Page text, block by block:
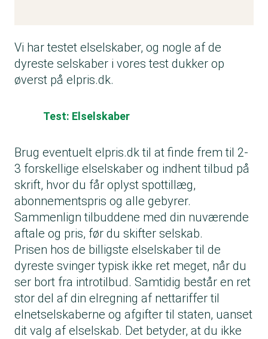
Vi har testet elselskaber, og nogle af de
dyreste selskaber i vores test dukker op
øverst på elpris.dk.
Test: Elselskaber
Brug eventuelt elpris.dk til at finde frem til 2-
3 forskellige elselskaber og indhent tilbud på
skrift, hvor du får oplyst spottillæg,
abonnementspris og alle gebyrer.
Sammenlign tilbuddene med din nuværende
aftale og pris, før du skifter selskab.
Prisen hos de billigste elselskaber til de
dyreste svinger typisk ikke ret meget, når du
ser bort fra introtilbud. Samtidig består en ret
stor del af din elregning af nettariffer til
elnetselskaberne og afgifter til staten, uanset
dit valg af elselskab. Det betyder, at du ikke